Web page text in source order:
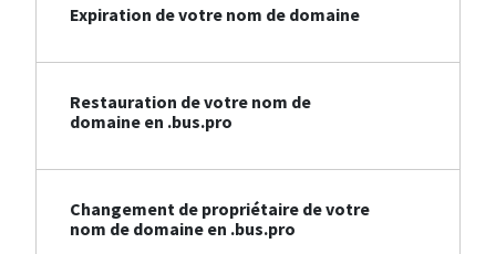
Expiration de votre nom de domaine
Restauration de votre nom de
domaine en .bus.pro
Changement de propriétaire de votre
nom de domaine en .bus.pro